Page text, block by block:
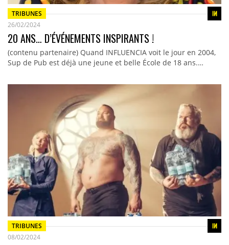
TRIBUNES
26/02/2024
20 ANS… D’ÉVÉNEMENTS INSPIRANTS !
(contenu partenaire) Quand INFLUENCIA voit le jour en 2004,
Sup de Pub est déjà une jeune et belle École de 18 ans.…
TRIBUNES
08/02/2024